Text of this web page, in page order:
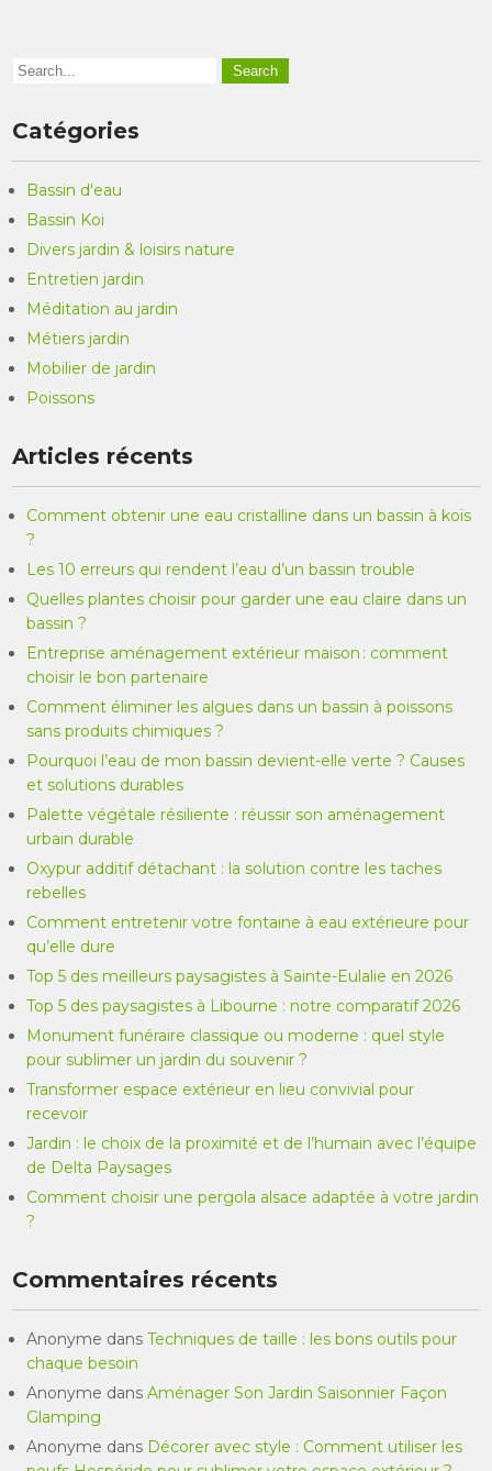
Catégories
Bassin d'eau
Bassin Koi
Divers jardin & loisirs nature
Entretien jardin
Méditation au jardin
Métiers jardin
Mobilier de jardin
Poissons
Articles récents
Comment obtenir une eau cristalline dans un bassin à koïs
?
Les 10 erreurs qui rendent l’eau d’un bassin trouble
Quelles plantes choisir pour garder une eau claire dans un
bassin ?
Entreprise aménagement extérieur maison : comment
choisir le bon partenaire
Comment éliminer les algues dans un bassin à poissons
sans produits chimiques ?
Pourquoi l’eau de mon bassin devient-elle verte ? Causes
et solutions durables
Palette végétale résiliente : réussir son aménagement
urbain durable
Oxypur additif détachant : la solution contre les taches
rebelles
Comment entretenir votre fontaine à eau extérieure pour
qu’elle dure
Top 5 des meilleurs paysagistes à Sainte-Eulalie en 2026
Top 5 des paysagistes à Libourne : notre comparatif 2026
Monument funéraire classique ou moderne : quel style
pour sublimer un jardin du souvenir ?
Transformer espace extérieur en lieu convivial pour
recevoir
Jardin : le choix de la proximité et de l’humain avec l’équipe
de Delta Paysages
Comment choisir une pergola alsace adaptée à votre jardin
?
Commentaires récents
Anonyme dansTechniques de taille : les bons outils pour
chaque besoin
Anonyme dansAménager Son Jardin Saisonnier Façon
Glamping
Anonyme dans Décorer avec style : Comment utiliser les